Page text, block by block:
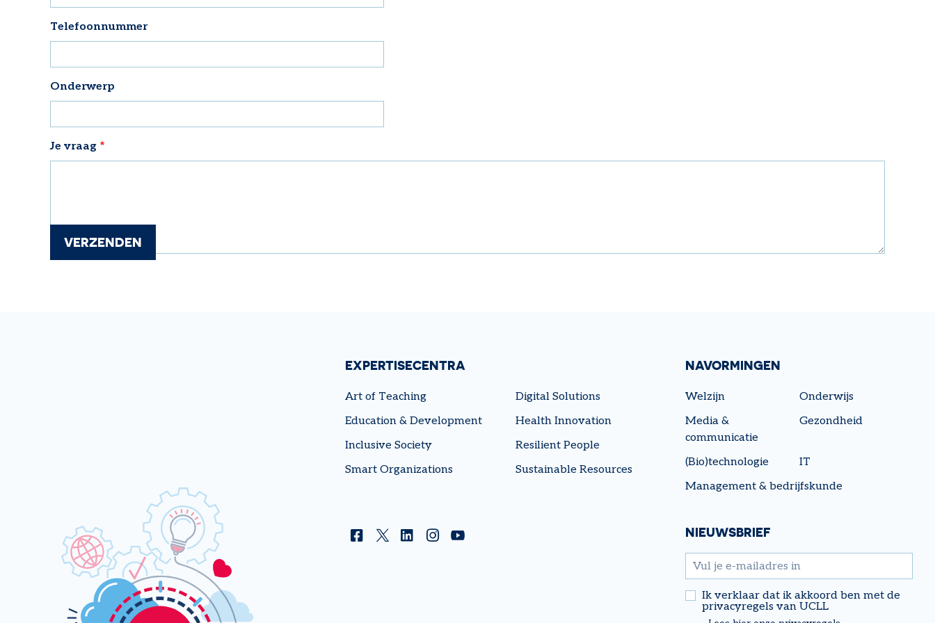
Telefoonnummer
Onderwerp
Je vraag
EXPERTISECENTRA
Art of Teaching
Digital Solutions
Education & Development
Health Innovation
Inclusive Society
Resilient People
Smart Organizations
Sustainable Resources
NAVORMINGEN
Welzijn
Onderwijs
Media &
communicatie
Gezondheid
(Bio)technologie
IT
Management & bedrijfskunde
NIEUWSBRIEF
email
Ik verklaar dat ik akkoord ben met de
privacyregels van UCLL